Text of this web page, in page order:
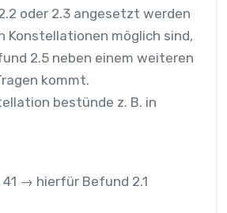
oder 2.3 angesetzt werden
Konstellationen möglich sind,
2.5 neben einem weiteren
kommt.
bestünde z. B. in
→ hierfür Befund 2.1